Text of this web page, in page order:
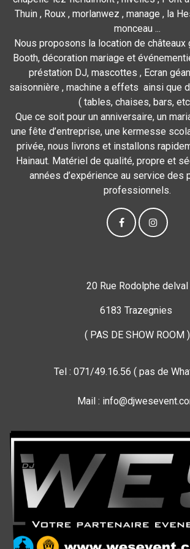
Thuin , Roux , morlanwez , manage , la
monceau ...
Nous proposons la location de châteaux
Booth, décoration mariage et
préstation DJ, mascottes , Ecran
saisonnière , machine a effets ainsi que
( tables, chaises, bars,
Que ce soit pour un anniversaire, un
une fête d’entreprise, une kermesse
privée, nous livrons et installons
Hainaut. Matériel de qualité, propre et
années d’expérience au service des
professionnels.
20 Rue Rodolphe delval
6183 Trazegnies
( PAS DE SHOW ROOM )
Tel : 071/49.16.56 ( pas de
Mail :